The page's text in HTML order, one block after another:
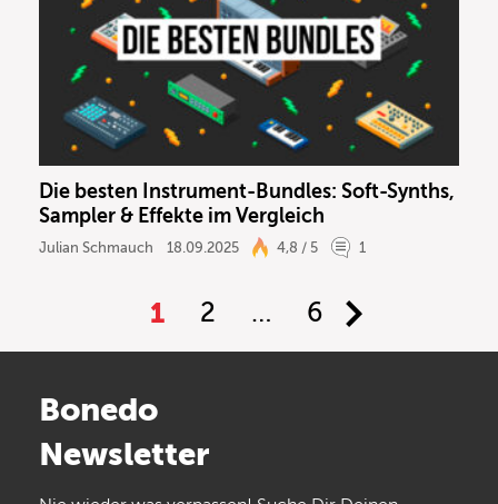
Die besten Instrument-Bundles: Soft-Synths,
Sampler & Effekte im Vergleich
Julian Schmauch 18.09.2025 4,8 / 5 1
1 2 … 6
Bonedo
Newsletter